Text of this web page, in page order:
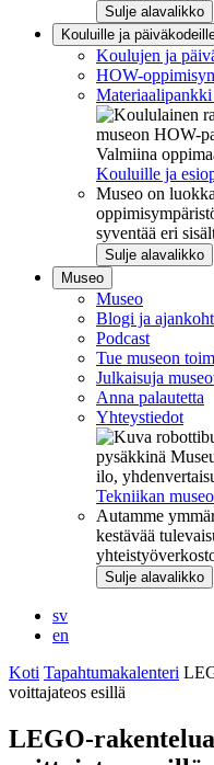
Sulje alavalikko
Kouluille ja
Koulujen ja
HOW-
Valmiina
Kouluille ja
Museo on
syventää eri
Sulje alavalikko
Museo
Museo
Blogi ja
Podcast
Tue museon
Julkaisuja
Anna palautetta
Yhteystiedot
ilo,
Tekniikan museo
Autamme
kestävää
Sulje alavalikko
sv
en
Koti Tapahtumakalenteri
voittajateos esillä
LEGO-